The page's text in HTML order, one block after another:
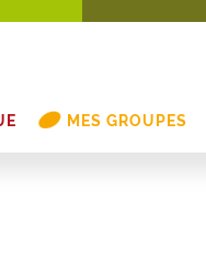
MES GROUPES